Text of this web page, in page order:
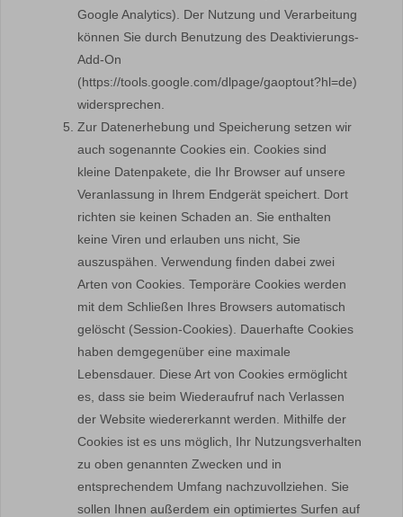
Google Analytics). Der Nutzung und Verarbeitung
können Sie durch Benutzung des Deaktivierungs-
Add-On
(https://tools.google.com/dlpage/gaoptout?hl=de)
widersprechen.
Zur Datenerhebung und Speicherung setzen wir
auch sogenannte Cookies ein. Cookies sind
kleine Datenpakete, die Ihr Browser auf unsere
Veranlassung in Ihrem Endgerät speichert. Dort
richten sie keinen Schaden an. Sie enthalten
keine Viren und erlauben uns nicht, Sie
auszuspähen. Verwendung finden dabei zwei
Arten von Cookies. Temporäre Cookies werden
mit dem Schließen Ihres Browsers automatisch
gelöscht (Session-Cookies). Dauerhafte Cookies
haben demgegenüber eine maximale
Lebensdauer. Diese Art von Cookies ermöglicht
es, dass sie beim Wiederaufruf nach Verlassen
der Website wiedererkannt werden. Mithilfe der
Cookies ist es uns möglich, Ihr Nutzungsverhalten
zu oben genannten Zwecken und in
entsprechendem Umfang nachzuvollziehen. Sie
sollen Ihnen außerdem ein optimiertes Surfen auf